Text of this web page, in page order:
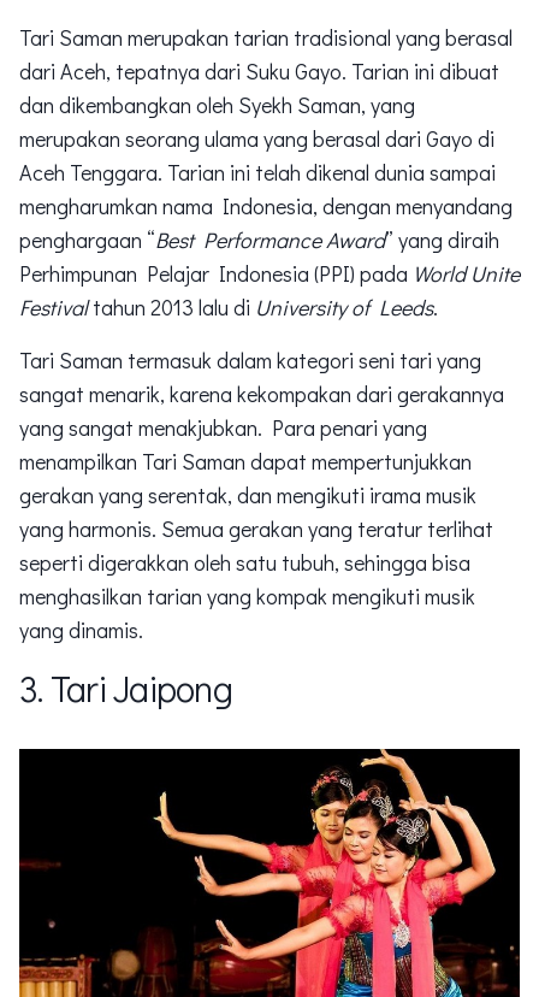
Tari Saman merupakan tarian tradisional yang berasal
dari Aceh, tepatnya dari Suku Gayo. Tarian ini dibuat
dan dikembangkan oleh Syekh Saman, yang
merupakan seorang ulama yang berasal dari Gayo di
Aceh Tenggara. Tarian ini telah dikenal dunia sampai
mengharumkan nama Indonesia, dengan menyandang
penghargaan “Best Performance Award” yang diraih
Perhimpunan Pelajar Indonesia (PPI) pada World Unite
Festivaltahun 2013 lalu di University of Leeds.
Tari Saman termasuk dalam kategori seni tari yang
sangat menarik, karena kekompakan dari gerakannya
yang sangat menakjubkan. Para penari yang
menampilkan Tari Saman dapat mempertunjukkan
gerakan yang serentak, dan mengikuti irama musik
yang harmonis. Semua gerakan yang teratur terlihat
seperti digerakkan oleh satu tubuh, sehingga bisa
menghasilkan tarian yang kompak mengikuti musik
yang dinamis.
3. Tari Jaipong